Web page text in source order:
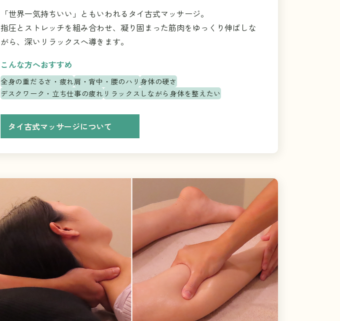
「世界一気持ちいい」ともいわれるタイ古式マッサージ。
指圧とストレッチを組み合わせ、凝り固まった筋肉をゆっくり伸ばしな
がら、深いリラックスへ導きます。
こんな方へおすすめ
全身の重だるさ・疲れ肩・背中・腰のハリ 身体の硬さ
デスクワーク・立ち仕事の疲れ リラックスしながら身体を整えたい
タイ古式マッサージについて